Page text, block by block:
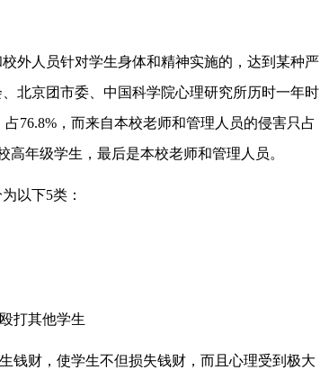
人员针对学生身体和精神实施的，达到某种严
北京团市委、中国科学院心理研究所历时一年时
76.8%，而来自本校老师和管理人员的侵害只占
年级学生，最后是本校老师和管理人员。
以下5类：
打其他学生
财，使学生不但损失钱财，而且心理受到极大